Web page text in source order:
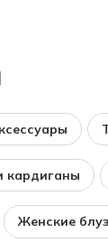
кардиганы
Женские